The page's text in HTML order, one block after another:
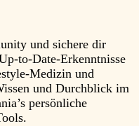
und sichere dir
to-Date-Erkenntnisse
Medizin und
und Durchblick im
persönliche